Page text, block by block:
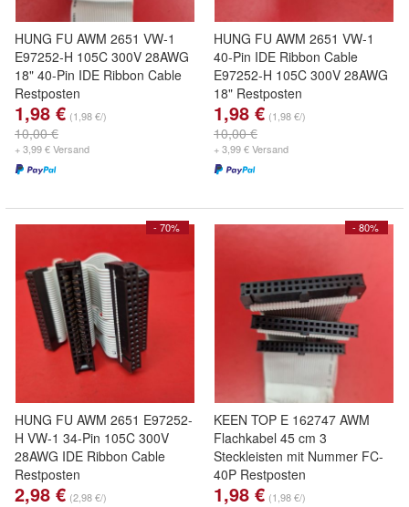
HUNG FU AWM 2651 VW-1
E97252-H 105C 300V 28AWG
18" 40-Pin IDE Ribbon Cable
Restposten
1,98 € (1,98 €/)
10,00 €
+ 3,99 € Versand
HUNG FU AWM 2651 VW-1
40-Pin IDE Ribbon Cable
E97252-H 105C 300V 28AWG
18" Restposten
1,98 € (1,98 €/)
10,00 €
+ 3,99 € Versand
- 70%
HUNG FU AWM 2651 E97252-
H VW-1 34-Pin 105C 300V
28AWG IDE Ribbon Cable
Restposten
2,98 € (2,98 €/)
- 80%
KEEN TOP E 162747 AWM
Flachkabel 45 cm 3
Steckleisten mit Nummer FC-
40P Restposten
1,98 € (1,98 €/)